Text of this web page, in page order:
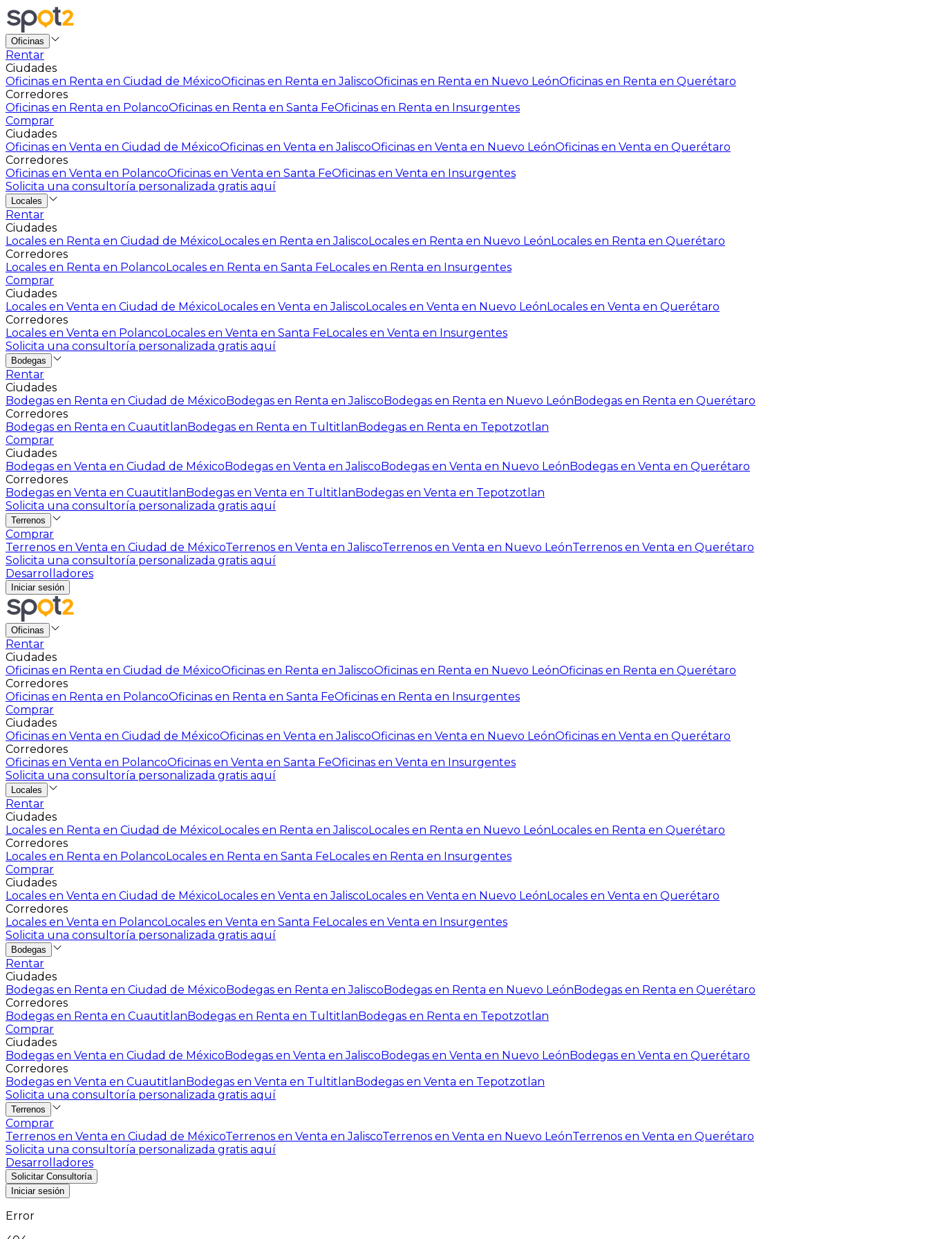
Oficinas
Rentar
Ciudades
Oficinas en Renta en Ciudad de MéxicoOficinas en Renta en JaliscoOficinas en Renta en Nuevo LeónOficinas en Renta en Querétaro
Corredores
Oficinas en Renta en PolancoOficinas en Renta en Santa FeOficinas en Renta en Insurgentes
Comprar
Ciudades
Oficinas en Venta en Ciudad de MéxicoOficinas en Venta en JaliscoOficinas en Venta en Nuevo LeónOficinas en Venta en Querétaro
Corredores
Oficinas en Venta en PolancoOficinas en Venta en Santa FeOficinas en Venta en Insurgentes
Solicita una consultoría personalizada gratis aquí
Locales
Rentar
Ciudades
Locales en Renta en Ciudad de MéxicoLocales en Renta en JaliscoLocales en Renta en Nuevo LeónLocales en Renta en Querétaro
Corredores
Locales en Renta en PolancoLocales en Renta en Santa FeLocales en Renta en Insurgentes
Comprar
Ciudades
Locales en Venta en Ciudad de MéxicoLocales en Venta en JaliscoLocales en Venta en Nuevo LeónLocales en Venta en Querétaro
Corredores
Locales en Venta en PolancoLocales en Venta en Santa FeLocales en Venta en Insurgentes
Solicita una consultoría personalizada gratis aquí
Bodegas
Rentar
Ciudades
Bodegas en Renta en Ciudad de MéxicoBodegas en Renta en JaliscoBodegas en Renta en Nuevo LeónBodegas en Renta en Querétaro
Corredores
Bodegas en Renta en CuautitlanBodegas en Renta en TultitlanBodegas en Renta en Tepotzotlan
Comprar
Ciudades
Bodegas en Venta en Ciudad de MéxicoBodegas en Venta en JaliscoBodegas en Venta en Nuevo LeónBodegas en Venta en Querétaro
Corredores
Bodegas en Venta en CuautitlanBodegas en Venta en TultitlanBodegas en Venta en Tepotzotlan
Solicita una consultoría personalizada gratis aquí
Terrenos
Comprar
Terrenos en Venta en Ciudad de MéxicoTerrenos en Venta en JaliscoTerrenos en Venta en Nuevo LeónTerrenos en Venta en Querétaro
Solicita una consultoría personalizada gratis aquí
Desarrolladores
Iniciar sesión
Oficinas
Rentar
Ciudades
Oficinas en Renta en Ciudad de MéxicoOficinas en Renta en JaliscoOficinas en Renta en Nuevo LeónOficinas en Renta en Querétaro
Corredores
Oficinas en Renta en PolancoOficinas en Renta en Santa FeOficinas en Renta en Insurgentes
Comprar
Ciudades
Oficinas en Venta en Ciudad de MéxicoOficinas en Venta en JaliscoOficinas en Venta en Nuevo LeónOficinas en Venta en Querétaro
Corredores
Oficinas en Venta en PolancoOficinas en Venta en Santa FeOficinas en Venta en Insurgentes
Solicita una consultoría personalizada gratis aquí
Locales
Rentar
Ciudades
Locales en Renta en Ciudad de MéxicoLocales en Renta en JaliscoLocales en Renta en Nuevo LeónLocales en Renta en Querétaro
Corredores
Locales en Renta en PolancoLocales en Renta en Santa FeLocales en Renta en Insurgentes
Comprar
Ciudades
Locales en Venta en Ciudad de MéxicoLocales en Venta en JaliscoLocales en Venta en Nuevo LeónLocales en Venta en Querétaro
Corredores
Locales en Venta en PolancoLocales en Venta en Santa FeLocales en Venta en Insurgentes
Solicita una consultoría personalizada gratis aquí
Bodegas
Rentar
Ciudades
Bodegas en Renta en Ciudad de MéxicoBodegas en Renta en JaliscoBodegas en Renta en Nuevo LeónBodegas en Renta en Querétaro
Corredores
Bodegas en Renta en CuautitlanBodegas en Renta en TultitlanBodegas en Renta en Tepotzotlan
Comprar
Ciudades
Bodegas en Venta en Ciudad de MéxicoBodegas en Venta en JaliscoBodegas en Venta en Nuevo LeónBodegas en Venta en Querétaro
Corredores
Bodegas en Venta en CuautitlanBodegas en Venta en TultitlanBodegas en Venta en Tepotzotlan
Solicita una consultoría personalizada gratis aquí
Terrenos
Comprar
Terrenos en Venta en Ciudad de MéxicoTerrenos en Venta en JaliscoTerrenos en Venta en Nuevo LeónTerrenos en Venta en Querétaro
Solicita una consultoría personalizada gratis aquí
Desarrolladores
Solicitar Consultoría
Iniciar sesión
Error